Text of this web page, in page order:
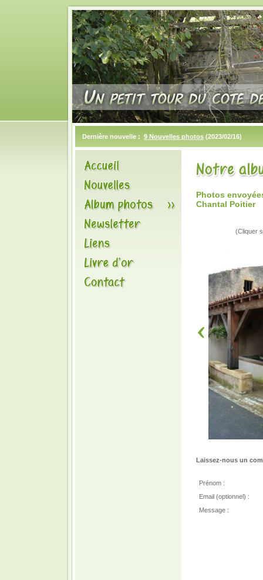
Dernière nouvelle : 9 Nouvelles photos (2023/02/16)
Photos
Chantal Poitier
(Cliquer
Laissez-nous un
Prénom :
Email (optionnel) :
Message :